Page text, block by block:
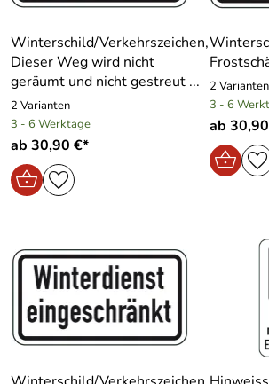
Winterschild/Verkehrszeichen,
Dieser Weg wird nicht
geräumt und nicht gestreut ...
2 Varianten
3 - 6 Werktage
ab 30,90 €*
2 Varianten
3 - 6
ab